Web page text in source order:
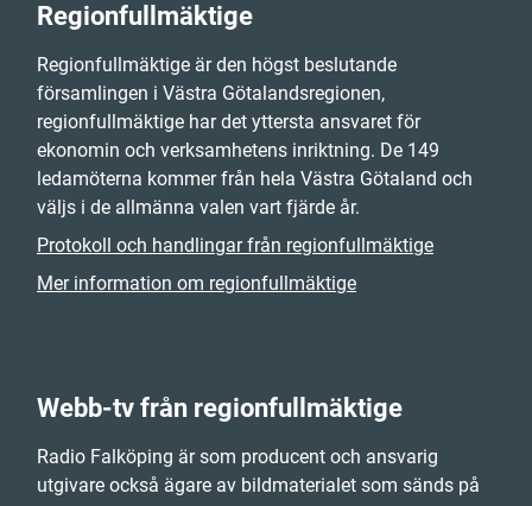
Regionfullmäktige
Regionfullmäktige är den högst beslutande
församlingen i Västra Götalandsregionen,
regionfullmäktige har det yttersta ansvaret för
ekonomin och verksamhetens inriktning. De 149
ledamöterna kommer från hela Västra Götaland och
väljs i de allmänna valen vart fjärde år.
Protokoll och handlingar från regionfullmäktige
Mer information om regionfullmäktige
Webb-tv från regionfullmäktige
Radio Falköping är som producent och ansvarig
utgivare också ägare av bildmaterialet som sänds på